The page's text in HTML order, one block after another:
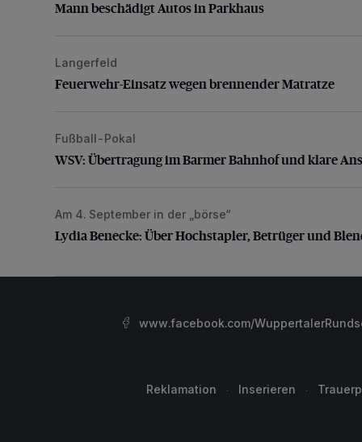
Mann beschädigt Autos in Parkhaus
Feuerwehr-Einsatz wegen brennender Matratze
Langerfeld
Feuerwehr-Einsatz wegen brennender Matratze
WSV: Übertragung im Barmer Bahnhof und klare
Fußball-Pokal
WSV: Übertragung im Barmer Bahnhof und klare
Lydia Benecke: Über Hochstapler, Betrüger und
Am 4. September in der „börse“
Lydia Benecke: Über Hochstapler, Betrüger und
www.facebook.com/
Reklamation Inserieren